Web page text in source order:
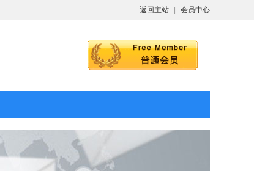
返回主站 会员中心